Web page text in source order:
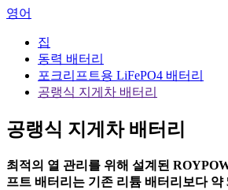
영어
집
동력 배터리
포크리프트용 LiFePO4 배터리
공랭식 지게차 배터리
공랭식 지게차 배터리
최적의 열 관리를 위해 설계된
프트 배터리는 기존 리튬 배터리보다 약